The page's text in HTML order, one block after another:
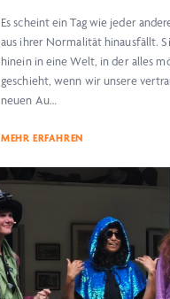
Es scheint ein Tag wie jeder
aus ihrer Normalität hinausfällt.
hinein in eine Welt, in der alles
geschieht, wenn wir unsere
neuen Au…
MEHR ERFAHREN